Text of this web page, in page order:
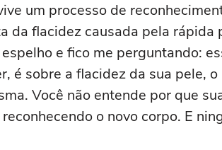
um processo de
da flacidez causada pela rápida
e fico me perguntando:
é sobre a flacidez da sua pele,
Você não entende por que
o novo corpo. E